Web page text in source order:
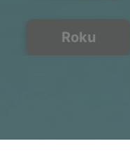
Roku